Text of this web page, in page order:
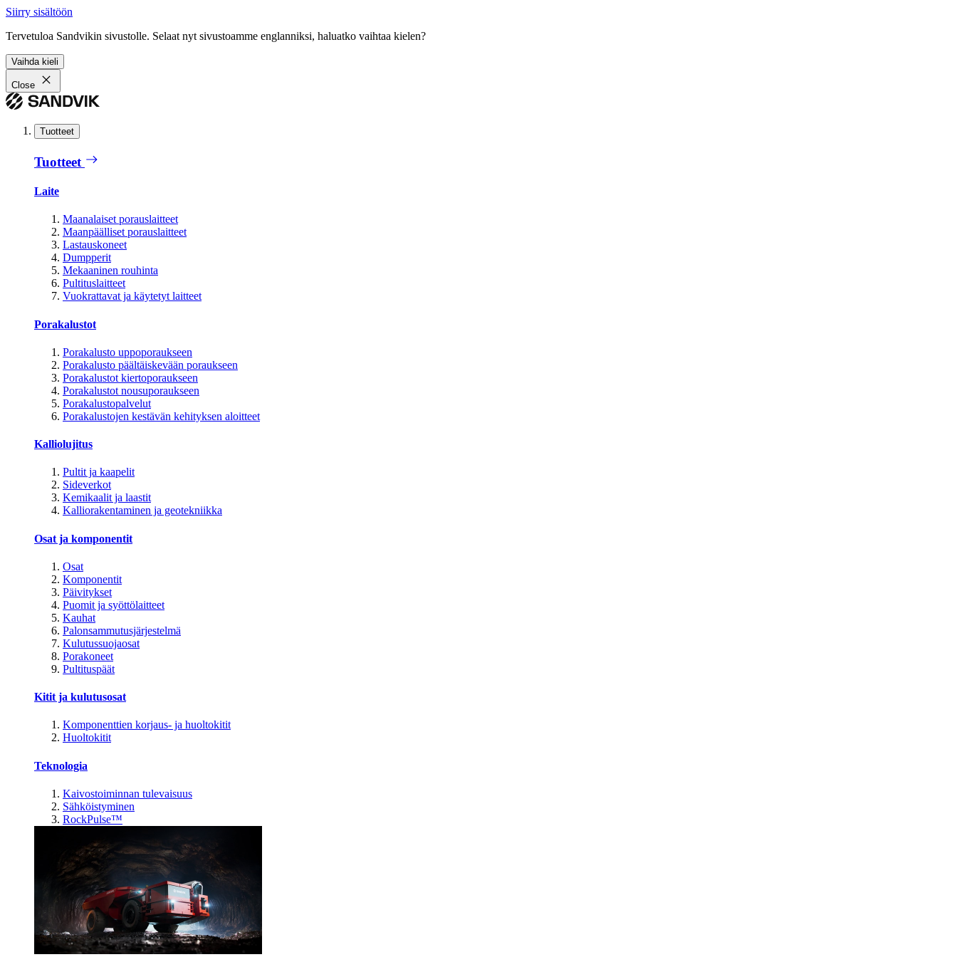
Siirry sisältöön
Tervetuloa Sandvikin sivustolle. Selaat nyt sivustoamme englanniksi, haluatko vaihtaa kielen?
Vaihda kieli
Close
Tuotteet
Tuotteet
Laite
Maanalaiset porauslaitteet
Maanpäälliset porauslaitteet
Lastauskoneet
Dumpperit
Mekaaninen rouhinta
Pultituslaitteet
Vuokrattavat ja käytetyt laitteet
Porakalustot
Porakalusto uppoporaukseen
Porakalusto päältäiskevään poraukseen
Porakalustot kiertoporaukseen
Porakalustot nousuporaukseen
Porakalustopalvelut
Porakalustojen kestävän kehityksen aloitteet
Kalliolujitus
Pultit ja kaapelit
Sideverkot
Kemikaalit ja laastit
Kalliorakentaminen ja geotekniikka
Osat ja komponentit
Osat
Komponentit
Päivitykset
Puomit ja syöttölaitteet
Kauhat
Palonsammutusjärjestelmä
Kulutussuojaosat
Porakoneet
Pultituspäät
Kitit ja kulutusosat
Komponenttien korjaus- ja huoltokitit
Huoltokitit
Teknologia
Kaivostoiminnan tulevaisuus
Sähköistyminen
RockPulse™